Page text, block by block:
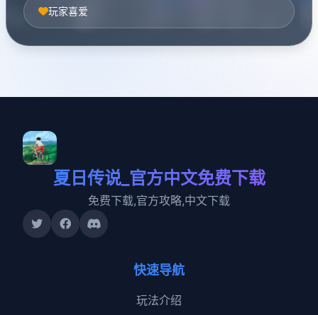
玩家喜爱
夏日传说_官方中文免费下载
免费下载,官方攻略,中文下载
快速导航
玩法介绍